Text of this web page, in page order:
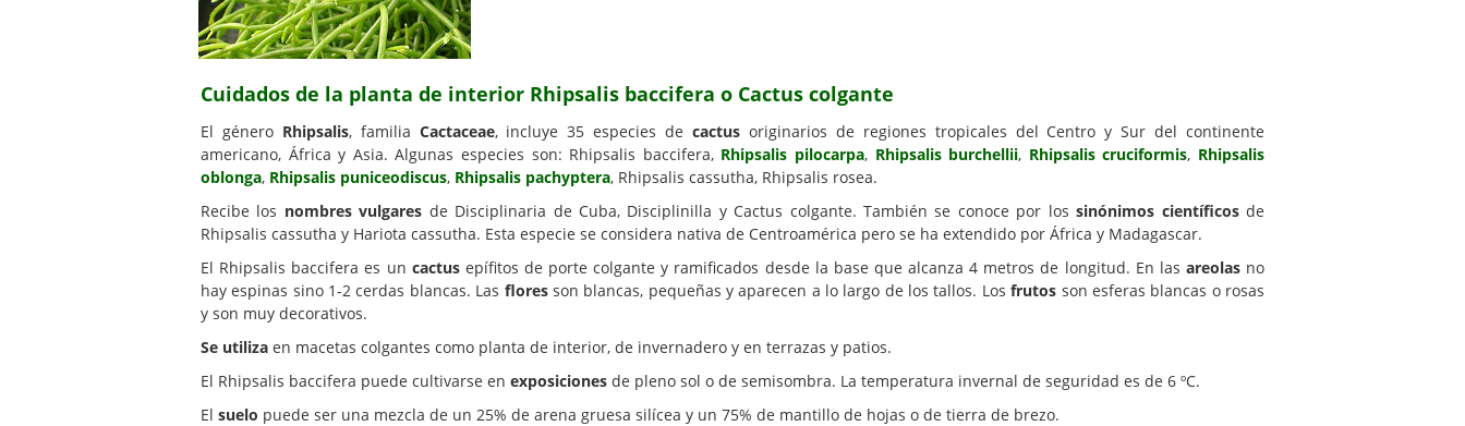
Cuidados de la planta de interior Rhipsalis baccifera o Cactus colgante
El género Rhipsalis, familia Cactaceae, incluye 35 especies decactus originarios de regiones tropicales del Centro y Sur del continente
americano, África y Asia. Algunas especies son: Rhipsalis baccifera, Rhipsalis pilocarpa, Rhipsalis burchellii, Rhipsalis cruciformis, Rhipsalis
oblonga, Rhipsalis puniceodiscus, Rhipsalis pachyptera, Rhipsalis cassutha, Rhipsalis rosea.
Recibe los nombres vulgares de Disciplinaria de Cuba, Disciplinilla y Cactus colgante. También se conoce por lossinónimos científicosde
Rhipsalis cassutha y Hariota cassutha. Esta especie se considera nativa de Centroamérica pero se ha extendido por África y Madagascar.
El Rhipsalis baccifera es un cactusepífitos de porte colgante y ramificados desde la base que alcanza 4 metros de longitud. En las areolasno
hay espinas sino 1-2 cerdas blancas. Las floresson blancas, pequeñas y aparecen a lo largo de los tallos. Losfrutos son esferas blancas o rosas
y son muy decorativos.
Se utiliza en macetas colgantes como planta de interior, de invernadero y en terrazas y patios.
El Rhipsalis baccifera puede cultivarse en exposiciones de pleno sol o de semisombra. La temperatura invernal de seguridad es de 6 ºC.
El suelo puede ser una mezcla de un 25% de arena gruesa silícea y un 75% de mantillo de hojas o de tierra de brezo.